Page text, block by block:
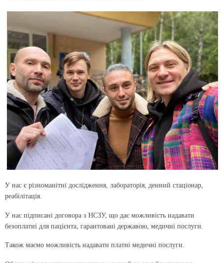
У нас є різноманітні дослідження, лабораторія, денний стаціонар,
реабілітація.
У нас підписані договора з НСЗУ, що дає можливість надавати
безоплатні для пацієнта, гарантовані державою, медичні послуги.
Також маємо можливість надавати платні медичні послуги.